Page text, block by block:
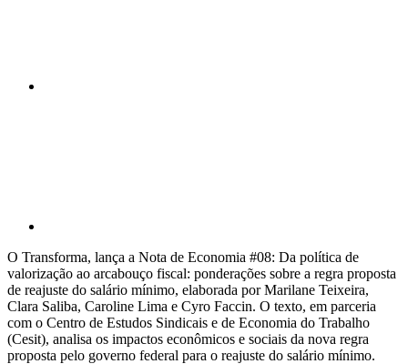
O Transforma, lança a Nota de Economia #08: Da política de
valorização ao arcabouço fiscal: ponderações sobre a regra proposta
de reajuste do salário mínimo, elaborada por Marilane Teixeira,
Clara Saliba, Caroline Lima e Cyro Faccin. O texto, em parceria
com o Centro de Estudos Sindicais e de Economia do Trabalho
(Cesit), analisa os impactos econômicos e sociais da nova regra
proposta pelo governo federal para o reajuste do salário mínimo.